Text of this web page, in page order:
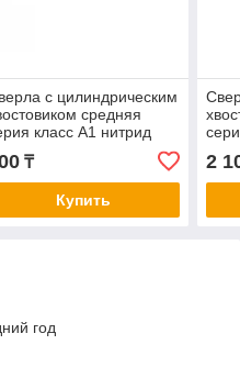
с цилиндрическим
средняя
класс А1 нитрид
с вышлифованным
2,0
₸
Купить
2
год